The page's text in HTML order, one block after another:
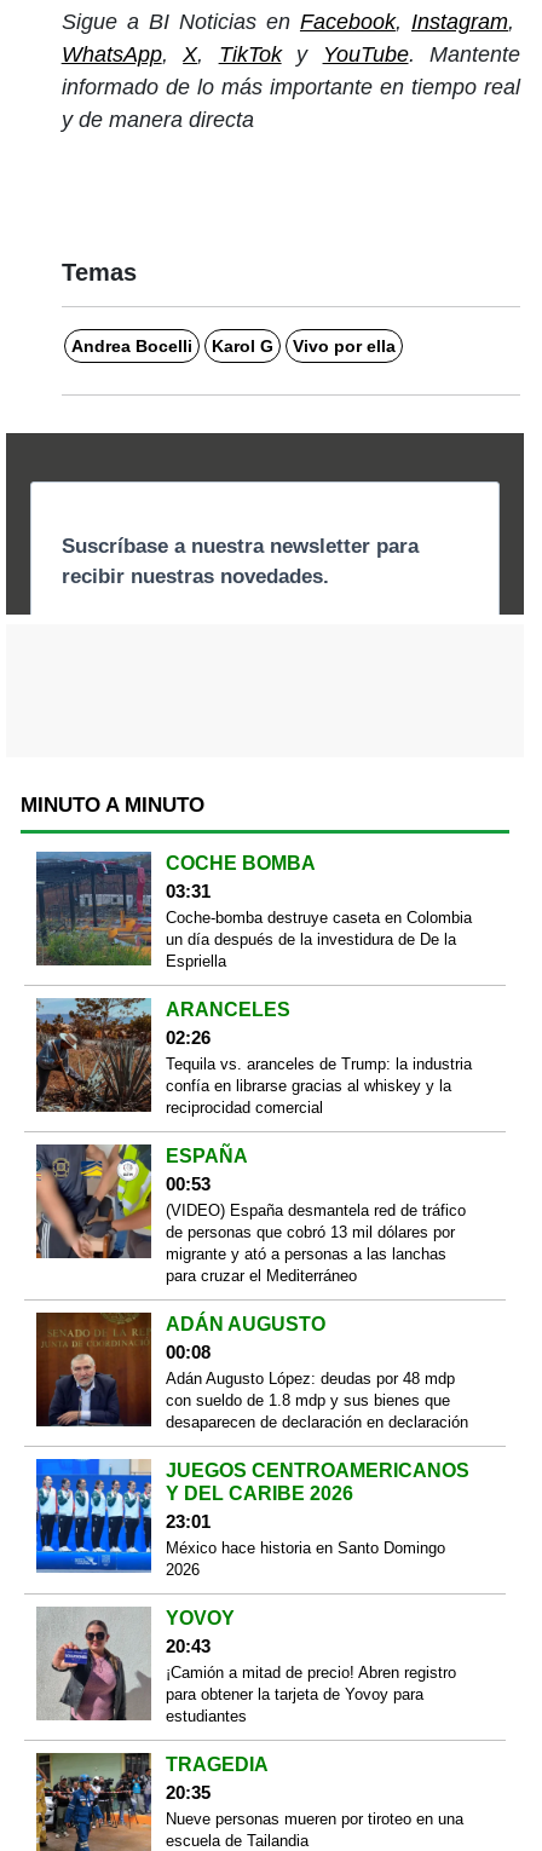
Sigue a BI Noticias en Facebook, Instagram,
WhatsApp,X, TikToky YouTube. Mantente
informado de lo más importante en tiempo real
y de manera directa
Temas
Andrea Bocelli Karol G Vivo por ella
MINUTO A MINUTO
COCHE BOMBA
03:31
Coche-bomba destruye caseta en Colombia
un día después de la investidura de De la
Espriella
ARANCELES
02:26
Tequila vs. aranceles de Trump: la industria
confía en librarse gracias al whiskey y la
reciprocidad comercial
ESPAÑA
00:53
(VIDEO) España desmantela red de tráfico
de personas que cobró 13 mil dólares por
migrante y ató a personas a las lanchas
para cruzar el Mediterráneo
ADÁN AUGUSTO
00:08
Adán Augusto López: deudas por 48 mdp
con sueldo de 1.8 mdp y sus bienes que
desaparecen de declaración en declaración
JUEGOS CENTROAMERICANOS
Y DEL CARIBE 2026
23:01
México hace historia en Santo Domingo
2026
YOVOY
20:43
¡Camión a mitad de precio! Abren registro
para obtener la tarjeta de Yovoy para
estudiantes
TRAGEDIA
20:35
Nueve personas mueren por tiroteo en una
escuela de Tailandia